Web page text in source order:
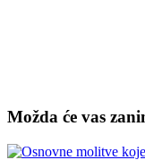
Možda će vas